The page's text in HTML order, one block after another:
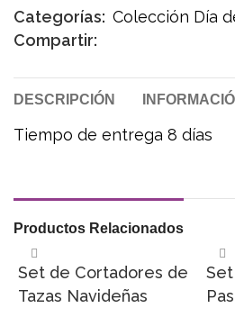
Categorías: Colección Día
Compartir:
DESCRIPCIÓN
Tiempo de entrega 8 días
Productos Relacionados
Set de Cortadores de
Tazas Navideñas